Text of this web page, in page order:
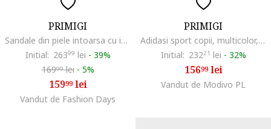
PRIMIGI
Sandale din piele intoarsa cu inchidere velcro si aplicatie cu model floral, Roz pastel/Roz prafuit/Verde persan
Initial: 26399 lei - 39%
16999lei - 5%
15999lei
Vandut de Fashion Days
PRIMIGI
Adidasi sport copii, multicolor, piele ecologica - 54677
Initial: 23221 lei - 32%
15699lei
Vandut de Modivo PL